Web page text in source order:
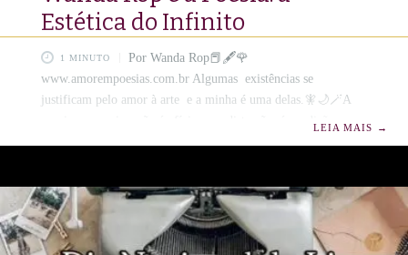
Estética do Infinito
1 MINUTO
Por Wanda Rop📕🖋️🌹
www.amorempoesias.com.br Algumas existências se
justificam pelo amor à arte e a minha é uma delas.🧚🌙🪄A
poesia, para mim, não é ofício nem distração: é condição
palavra pulsa como uma estrela em combustão.🖋️📕A poesia é
o meu templo e o meu espelho; nela, a alma encontra a própria
cartografia do ser.☀️ Escrever versos é um ato de insurreição
contra
LEIA MAIS →